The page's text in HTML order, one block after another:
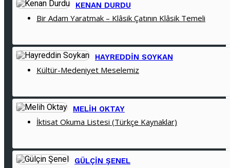
KENAN DURDU
Bir Adam Yaratmak – Klâsik Çatının Klâsik Temeli
HAYREDDIN SOYKAN
Kültür-Medeniyet Meselemiz
MELIH OKTAY
İktisat Okuma Listesi (Türkçe Kaynaklar)
GÜLÇIN ŞENEL